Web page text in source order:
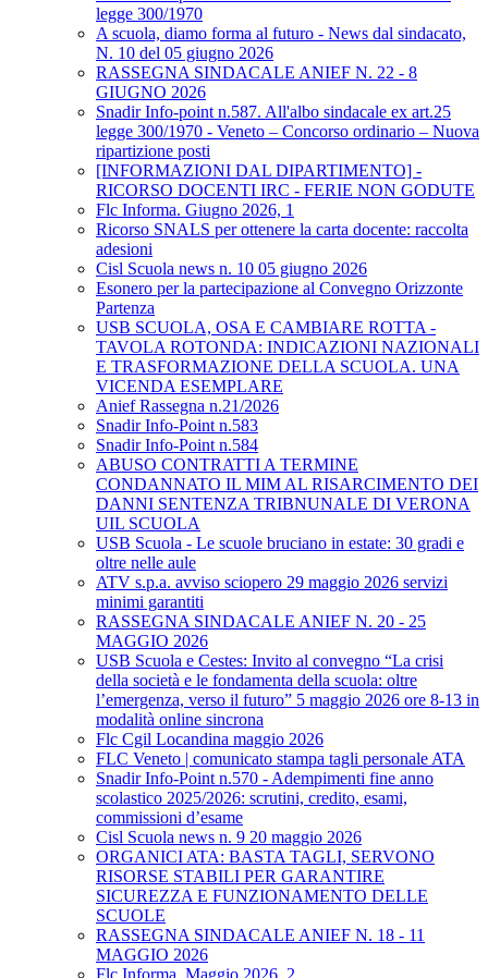
legge 300/1970
A scuola, diamo forma al futuro - News dal sindacato,
N. 10 del 05 giugno 2026
RASSEGNA SINDACALE ANIEF N. 22 - 8
GIUGNO 2026
Snadir Info-point n.587. All'albo sindacale ex art.25
legge 300/1970 - Veneto – Concorso ordinario – Nuova
ripartizione posti
[INFORMAZIONI DAL DIPARTIMENTO] -
RICORSO DOCENTI IRC - FERIE NON GODUTE
Flc Informa. Giugno 2026, 1
Ricorso SNALS per ottenere la carta docente: raccolta
adesioni
Cisl Scuola news n. 10 05 giugno 2026
Esonero per la partecipazione al Convegno Orizzonte
Partenza
USB SCUOLA, OSA E CAMBIARE ROTTA -
TAVOLA ROTONDA: INDICAZIONI NAZIONALI
E TRASFORMAZIONE DELLA SCUOLA. UNA
VICENDA ESEMPLARE
Anief Rassegna n.21/2026
Snadir Info-Point n.583
Snadir Info-Point n.584
ABUSO CONTRATTI A TERMINE
CONDANNATO IL MIM AL RISARCIMENTO DEI
DANNI SENTENZA TRIBNUNALE DI VERONA
UIL SCUOLA
USB Scuola - Le scuole bruciano in estate: 30 gradi e
oltre nelle aule
ATV s.p.a. avviso sciopero 29 maggio 2026 servizi
minimi garantiti
RASSEGNA SINDACALE ANIEF N. 20 - 25
MAGGIO 2026
USB Scuola e Cestes: Invito al convegno “La crisi
della società e le fondamenta della scuola: oltre
l’emergenza, verso il futuro” 5 maggio 2026 ore 8-13 in
modalità online sincrona
Flc Cgil Locandina maggio 2026
FLC Veneto | comunicato stampa tagli personale ATA
Snadir Info-Point n.570 - Adempimenti fine anno
scolastico 2025/2026: scrutini, credito, esami,
commissioni d’esame
Cisl Scuola news n. 9 20 maggio 2026
ORGANICI ATA: BASTA TAGLI, SERVONO
RISORSE STABILI PER GARANTIRE
SICUREZZA E FUNZIONAMENTO DELLE
SCUOLE
RASSEGNA SINDACALE ANIEF N. 18 - 11
MAGGIO 2026